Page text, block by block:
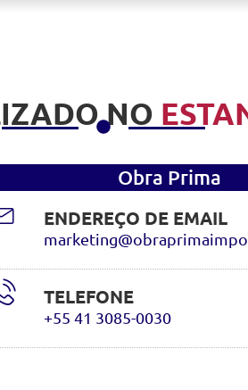
NO
Obra Prima
ENDEREÇO DE EMAIL
TELEFONE
+55 41 3085-0030